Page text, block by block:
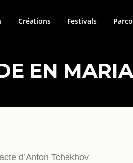
Créations Festivals
EN
d’Anton Tchekhov